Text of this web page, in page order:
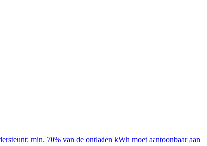
min. 70% van de ontladen kWh moet aantoonbaar aan